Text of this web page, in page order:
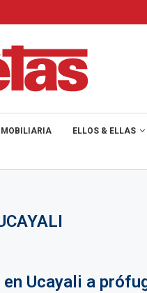
ELLOS & ELLAS
en Ucayali a